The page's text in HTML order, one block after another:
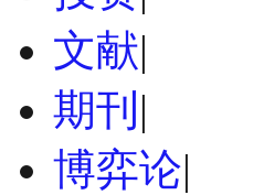
文献|
期刊 |
博弈论|